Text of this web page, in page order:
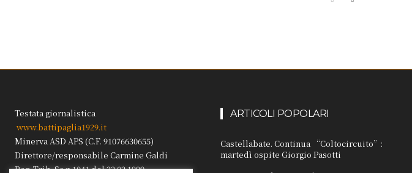
Testata giornalistica
www.battipaglia1929.it
Minerva ASD APS (C.F. 91076630655)
Direttore/responsabile Carmine Galdi
Reg. Trib. Sa n.1041 del 22.02.1999.
ARTICOLI POPOLARI
Castellabate. Continua “Coltocircuito”:
martedì ospite Giorgio Pasotti